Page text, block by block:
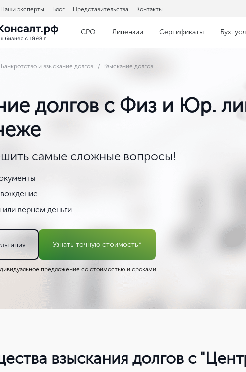
Наши эксперты Блог Представительства Контакты
СРО Лицензии Сертификаты Бух.
Банкротство и взыскание долгов Взыскание долгов
долгов с Физ и Юр.
самые сложные вопросы!
или вернем деньги
Узнать точную стоимость*
предложение со стоимостью и сроками!
взыскания долгов с